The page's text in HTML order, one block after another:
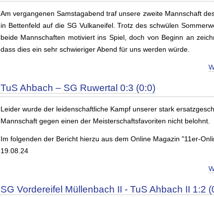
Am vergangenen Samstagabend traf unsere zweite Mannschaft
in Bettenfeld auf die SG Vulkaneifel. Trotz des schwülen
beide Mannschaften motiviert ins Spiel, doch von Beginn an
dass dies ein sehr schwieriger Abend für uns werden würde.
TuS Ahbach – SG Ruwertal 0:3 (0:0)
Leider wurde der leidenschaftliche Kampf unserer stark
Mannschaft gegen einen der Meisterschaftsfavoriten nicht belohnt.
Im folgenden der Bericht hierzu aus dem Online Magazin "11er-
19.08.24
SG Vordereifel Müllenbach II - TuS Ahbach II 1:2